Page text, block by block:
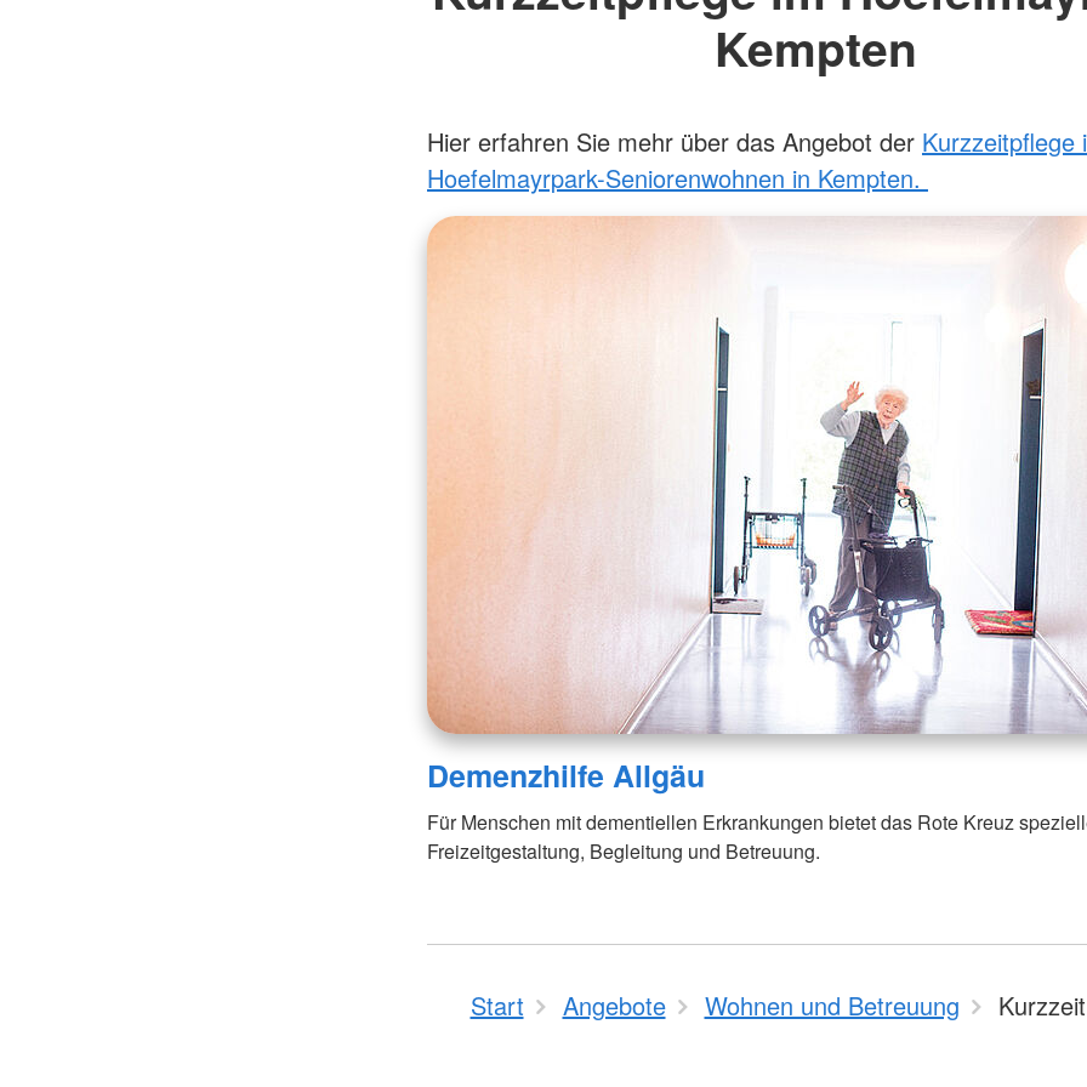
Kempten
Hier erfahren Sie mehr über das Angebot der Kurzzeitpflege
Hoefelmayrpark-Seniorenwohnen in Kempten.
Demenzhilfe Allgäu
Für Menschen mit dementiellen Erkrankungen bietet das Rote Kreuz
Freizeitgestaltung, Begleitung und Betreuung.
Start Angebote Wohnen und Betreuung